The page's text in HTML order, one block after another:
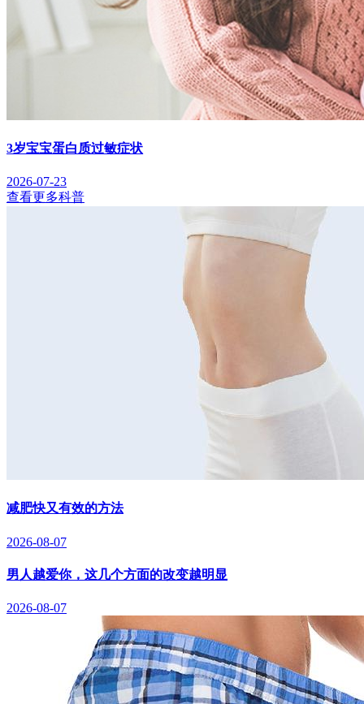
3岁宝宝蛋白质过敏症状
2026-07-23
查看更多科普
减肥快又有效的方法
2026-08-07
男人越爱你，这几个方面的改变越明显
2026-08-07